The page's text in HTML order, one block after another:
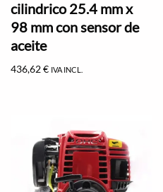
cilindrico 25.4 mm x
98 mm con sensor de
aceite
436,62€ IVA INCL.